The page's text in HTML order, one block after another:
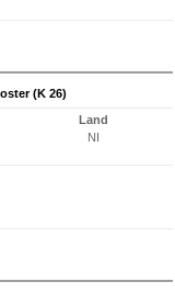
(K 26)
Land
NI